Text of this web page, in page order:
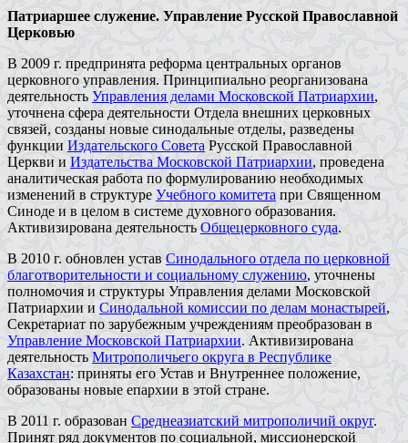
Патриаршее служение. Управление Русской Православной
Церковью
В 2009 г. предпринята реформа центральных органов
церковного управления. Принципиально реорганизована
деятельность Управления делами Московской Патриархии,
уточнена сфера деятельности Отдела внешних церковных
связей, созданы новые синодальные отделы, разведены
функции Издательского Совета Русской Православной
Церкви и Издательства Московской Патриархии, проведена
аналитическая работа по формулированию необходимых
изменений в структуре Учебного комитета при Священном
Синоде и в целом в системе духовного образования.
Активизирована деятельность Общецерковного суда.
В 2010 г. обновлен устав Синодального отдела по церковной
благотворительности и социальному служению, уточнены
полномочия и структуры Управления делами Московской
Патриархии и Синодальной комиссии по делам монастырей,
Секретариат по зарубежным учреждениям преобразован в
Управление Московской Патриархии. Активизирована
деятельность Митрополичьего округа в Республике
Казахстан: приняты его Устав и Внутреннее положение,
образованы новые епархии в этой стране.
В 2011 г. образован Среднеазиатский митрополичий округ.
Принят ряд документов по социальной, миссионерской